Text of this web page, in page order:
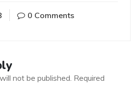
0 Comments
not be published. Required